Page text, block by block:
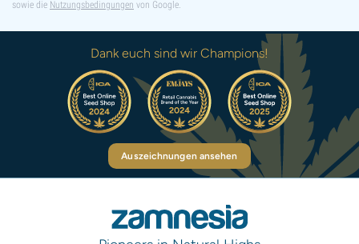
sowie die Nutzungsbedingungen von Google.
Dank euch sind wir Champions!
Auszeichnungen ansehen